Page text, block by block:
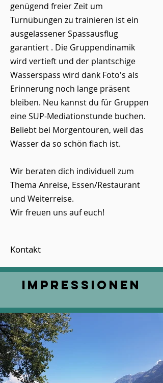
genügend freier Zeit um
Turnübungen zu trainieren ist ein
ausgelassener Spassausflug
garantiert . Die Gruppendinamik
wird vertieft und der plantschige
Wasserspass wird dank Foto's als
Erinnerung noch lange präsent
bleiben. Neu kannst du für Gruppen
eine SUP-Mediationstunde buchen.
Beliebt bei Morgentouren, weil das
Wasser da so schön flach ist.
Wir beraten dich individuell zum
Thema Anreise, Essen/Restaurant
und Weiterreise.
Wir freuen uns auf euch!
Kontakt
Impressionen